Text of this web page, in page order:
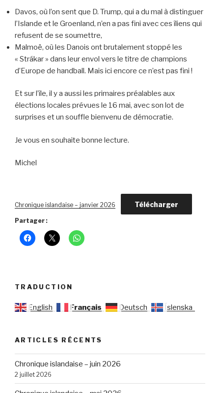
Davos, où l’on sent que D. Trump, qui a du mal à distinguer
l’Islande et le Groenland, n’en a pas fini avec ces îliens qui
refusent de se soumettre,
Malmoë, où les Danois ont brutalement stoppé les
« Strákar » dans leur envol vers le titre de champions
d’Europe de handball. Mais ici encore ce n’est pas fini !
Et sur l’île, il y a aussi les primaires préalables aux
élections locales prévues le 16 mai, avec son lot de
surprises et un souffle bienvenu de démocratie.
Je vous en souhaite bonne lecture.
Michel
Chronique islandaise – janvier 2026 Télécharger
Partager :
TRADUCTION
English Français Deutsch Íslenska
ARTICLES RÉCENTS
Chronique islandaise – juin 2026
2 juillet 2026